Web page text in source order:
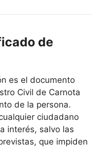
de
es el documento
Civil de Carnota
de la persona.
ciudadano
interés, salvo las
que impiden